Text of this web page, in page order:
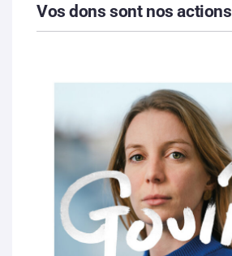
Vos dons sont nos actions